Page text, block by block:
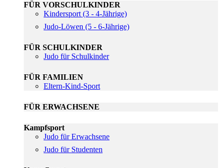
FÜR VORSCHULKINDER
Kindersport (3 - 4-Jährige)
Judo-Löwen (5 - 6-Jährige)
FÜR SCHULKINDER
Judo für Schulkinder
FÜR FAMILIEN
Eltern-Kind-Sport
FÜR ERWACHSENE
Kampfsport
Judo für Erwachsene
Judo für Studenten